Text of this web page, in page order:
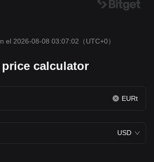
el 2026-08-08 03:07:02 （UTC+0）
price calculator
EURt
USD